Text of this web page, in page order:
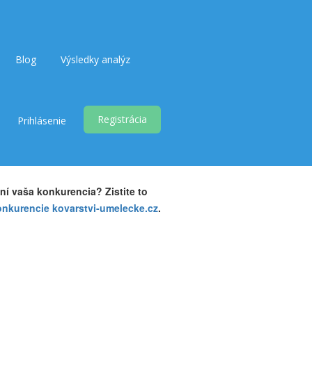
Blog Výsledky analýz
Prihlásenie Registrácia
vaša konkurencia? Zistite to
kovarstvi-umelecke.cz.